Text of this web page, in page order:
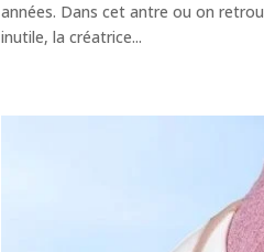
années. Dans cet antre ou on
inutile, la créatrice...